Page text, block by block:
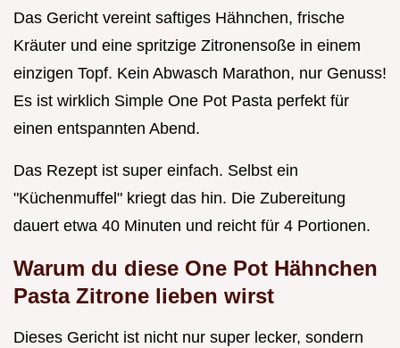
Das Gericht vereint saftiges Hähnchen, frische
Kräuter und eine spritzige Zitronensoße in einem
einzigen Topf. Kein Abwasch Marathon, nur Genuss!
Es ist wirklich Simple One Pot Pasta perfekt für
einen entspannten Abend.
Das Rezept ist super einfach. Selbst ein
"Küchenmuffel" kriegt das hin. Die Zubereitung
dauert etwa 40 Minuten und reicht für 4 Portionen.
Warum du diese One Pot Hähnchen
Pasta Zitrone lieben wirst
Dieses Gericht ist nicht nur super lecker, sondern